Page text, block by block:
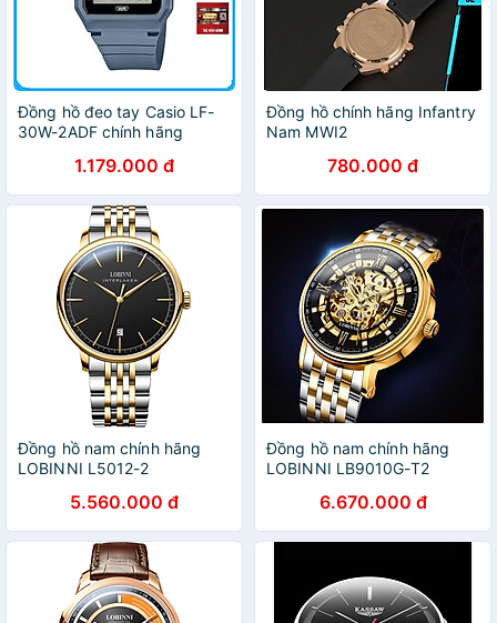
Đồng hồ đeo tay Casio LF-
30W-2ADF chính hãng
1.179.000 đ
Đồng hồ chính hãng Infantry
Nam MWI2
780.000 đ
Đồng hồ nam chính hãng
LOBINNI L5012-2
5.560.000 đ
Đồng hồ nam chính hãng
LOBINNI LB9010G-T2
6.670.000 đ